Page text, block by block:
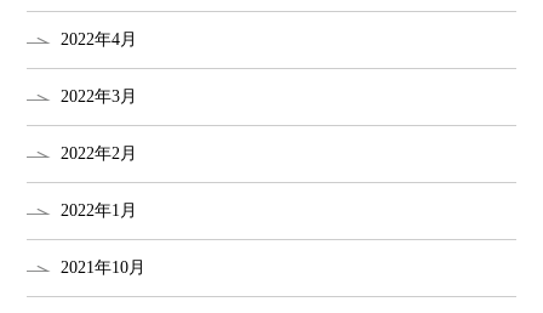
2022年4月
2022年3月
2022年2月
2022年1月
2021年10月